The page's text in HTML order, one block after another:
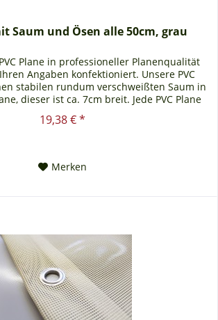
Saum und Ösen alle 50cm, grau
Plane in professioneller Planenqualität
Angaben konfektioniert. Unsere PVC
stabilen rundum verschweißten Saum in
dieser ist ca. 7cm breit. Jede PVC Plane
19,38 € *
Merken